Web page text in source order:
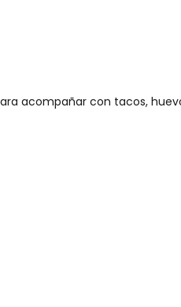
acompañar con tacos,